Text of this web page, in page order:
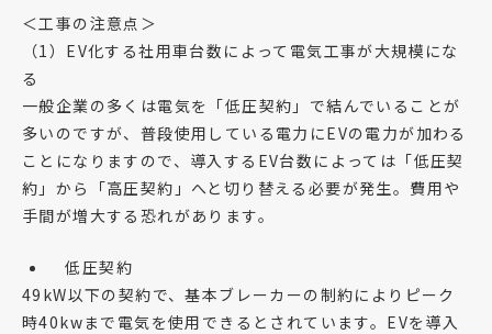
＜工事の注意点＞
（1）EV化する社用車台数によって電気工事が大規模にな
る
一般企業の多くは電気を「低圧契約」で結んでいることが
多いのですが、普段使用している電力にEVの電力が加わる
ことになりますので、導入するEV台数によっては「低圧契
約」から「高圧契約」へと切り替える必要が発生。費用や
手間が増大する恐れがあります。
低圧契約
49kW以下の契約で、基本ブレーカーの制約によりピーク
時40kwまで電気を使用できるとされています。EVを導入